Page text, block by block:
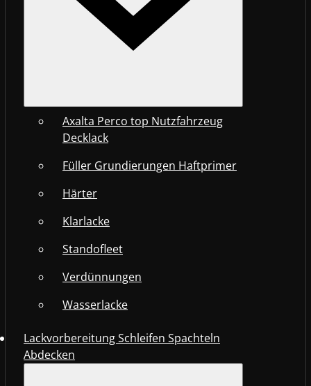
Axalta Perco top Nutzfahrzeug
Decklack
Füller Grundierungen Haftprimer
Härter
Klarlacke
Standofleet
Verdünnungen
Wasserlacke
Lackvorbereitung Schleifen Spachteln
Abdecken